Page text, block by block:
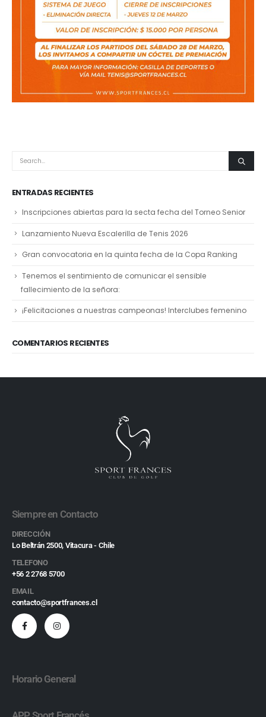
ENTRADAS RECIENTES
Inscripciones abiertas para la secta fecha del Torneo Senior
Lanzamiento Nueva Escalerilla de Tenis 2026
Gran convocatoria en la quinta fecha de la Copa Ranking
Tenemos el sentimiento de comunicar el sensible
fallecimiento de la señora:
¡Felicitaciones a nuestras campeonas! Interclubes femenino
COMENTARIOS RECIENTES
Siempre en Contacto
DIRECCIÓN
Lo Beltrán 2500, Vitacura - Chile
TELEFONO
+56 2 2768 5700
EMAIL
contacto@sportfrances.cl
Horario General